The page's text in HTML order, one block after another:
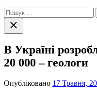
Пошук:
Закрити
пошук
В Україні
20 000 – геологи
Опубліковано 17 Травня,